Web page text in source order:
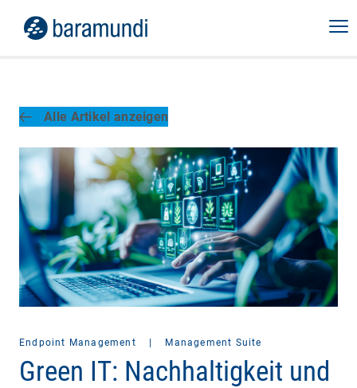
Alle Artikel anzeigen
Endpoint Management | Management Suite
Green IT: Nachhaltigkeit und